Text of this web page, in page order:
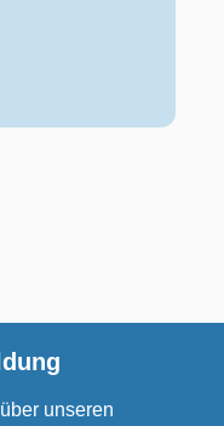
unseren